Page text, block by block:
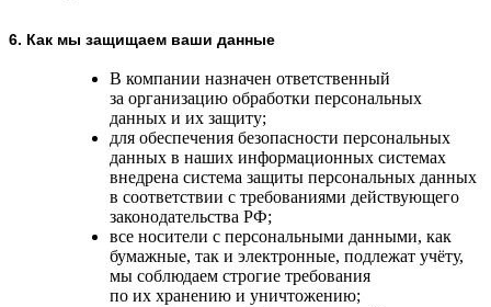
6. Как мы защищаем ваши данные
В компании назначен ответственный
за организацию обработки персональных
данных и их защиту;
для обеспечения безопасности персональных
данных в наших информационных системах
внедрена система защиты персональных данных
в соответствии с требованиями действующего
законодательства РФ;
все носители с персональными данными, как
бумажные, так и электронные, подлежат учёту,
мы соблюдаем строгие требования
по их хранению и уничтожению;